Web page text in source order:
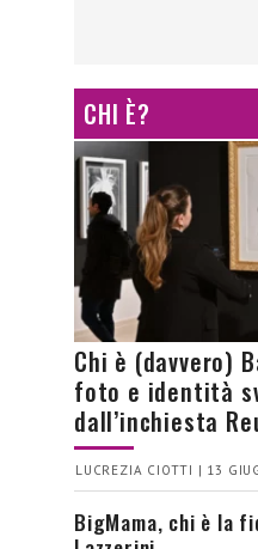
CHI È?
Chi è (davvero)
foto e identità
dall’inchiesta
LUCREZIA CIOTTI | 13
BigMama, chi è la